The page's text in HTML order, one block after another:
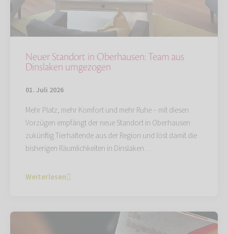
Neuer Standort in Oberhausen: Team aus
Dinslaken umgezogen
01. Juli 2026
Mehr Platz, mehr Komfort und mehr Ruhe – mit diesen
Vorzügen empfängt der neue Standort in Oberhausen
zukünftig Tierhaltende aus der Region und löst damit die
bisherigen Räumlichkeiten in Dinslaken…
Weiterlesen